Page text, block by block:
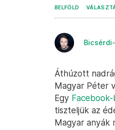
BELFÖLD
Áthúzott
Magyar Péter
Egy
tiszteljük az
Magyar anyák